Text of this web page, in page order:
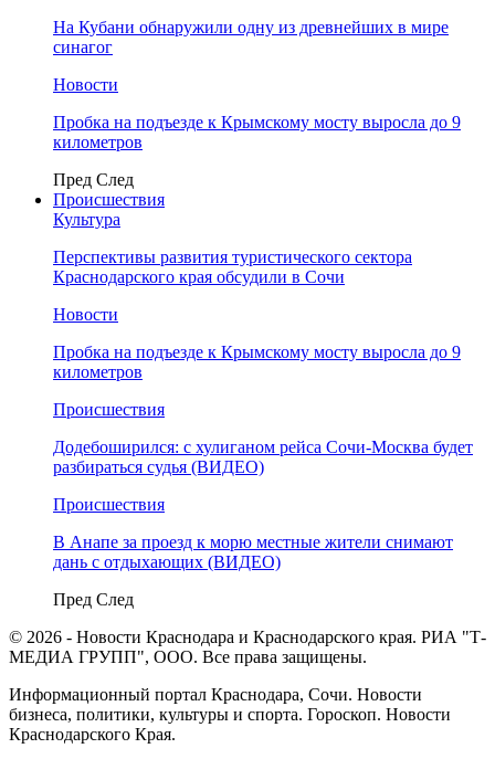
На Кубани обнаружили одну из древнейших в мире
синагог
Новости
Пробка на подъезде к Крымскому мосту выросла до 9
километров
Пред След
Происшествия
Культура
Перспективы развития туристического сектора
Краснодарского края обсудили в Сочи
Новости
Пробка на подъезде к Крымскому мосту выросла до 9
километров
Происшествия
Додебоширился: с хулиганом рейса Сочи-Москва будет
разбираться судья (ВИДЕО)
Происшествия
В Анапе за проезд к морю местные жители снимают
дань с отдыхающих (ВИДЕО)
Пред След
© 2026 - Новости Краснодара и Краснодарского края. РИА "Т-
МЕДИА ГРУПП", ООО. Все права защищены.
Информационный портал Краснодара, Сочи. Новости
бизнеса, политики, культуры и спорта. Гороскоп. Новости
Краснодарского Края.